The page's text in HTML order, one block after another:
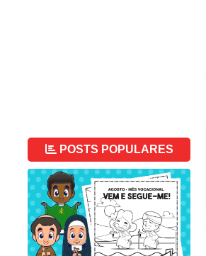
POSTS POPULARES